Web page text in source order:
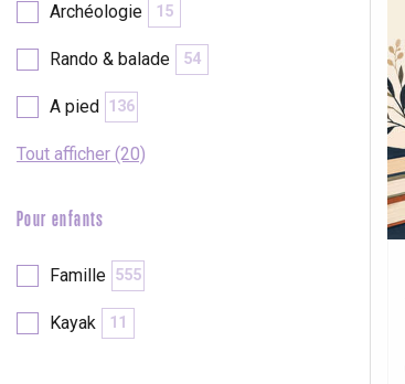
Archéologie 15
Rando & balade 54
A pied 136
Tout afficher (20)
Pour enfants
Famille 555
Kayak 11